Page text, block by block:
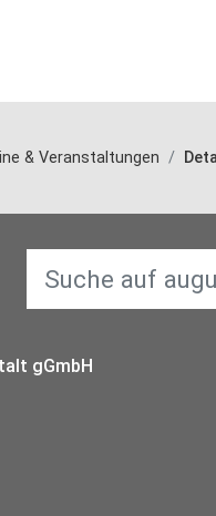
& Veranstaltungen
gGmbH